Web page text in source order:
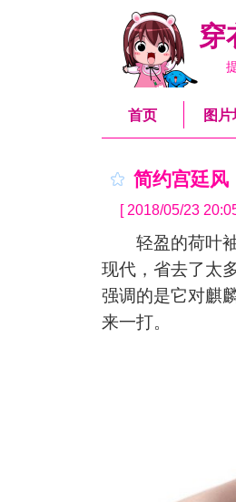
穿
首页 图片
简约宫廷风
[ 2018/05/23
轻盈的荷叶袖
现代，省去了太
强调的是它对麒
来一打。